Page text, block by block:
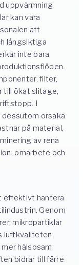
uppvärmning
kan vara
att
långsiktiga
inte bara
filter,
till ökat slitage,
I
orsaka
på material,
av rena
omarbete och
effektivt hantera
Genom
mikropartiklar
luftkvaliteten
hälsosam
bidrar till färre